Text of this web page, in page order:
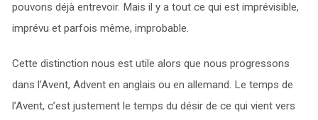
pouvons déjà entrevoir. Mais il y a tout ce qui est imprévisible,
imprévu et parfois même, improbable.
Cette distinction nous est utile alors que nous progressons
dans l’Avent, Advent en anglais ou en allemand. Le temps de
l’Avent, c’est justement le temps du désir de ce qui vient vers